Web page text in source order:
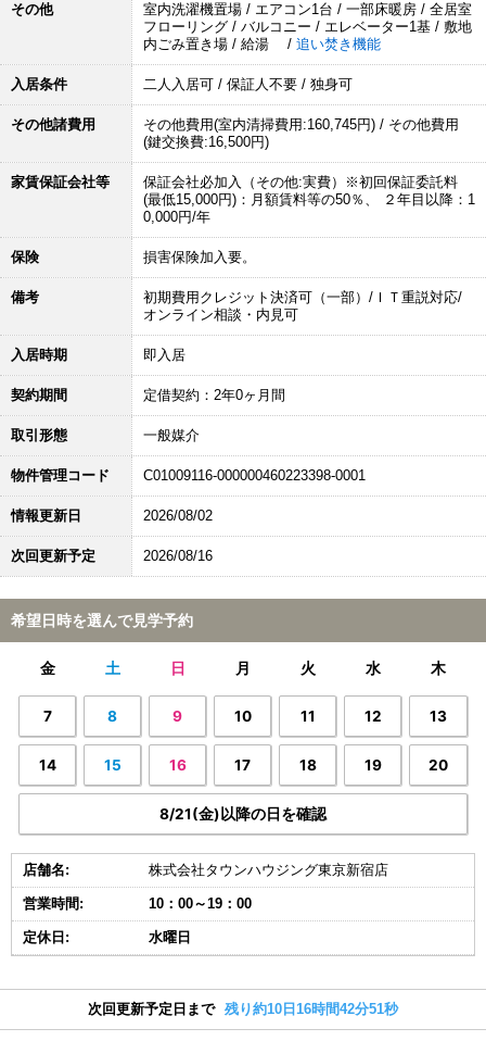
その他
室内洗濯機置場 / エアコン1台 / 一部床暖房 / 全居室
フローリング / バルコニー / エレベーター1基 / 敷地
内ごみ置き場 / 給湯 / 追い焚き機能
入居条件 二人入居可 / 保証人不要 / 独身可
その他諸費用
その他費用(室内清掃費用:160,745円) / その他費用
(鍵交換費:16,500円)
家賃保証会社等
保証会社必加入（その他:実費）※初回保証委託料
(最低15,000円)：月額賃料等の50％、 ２年目以降：1
0,000円/年
保険 損害保険加入要。
備考
初期費用クレジット決済可（一部）/ＩＴ重説対応/
オンライン相談・内見可
入居時期 即入居
契約期間 定借契約：2年0ヶ月間
取引形態 一般媒介
物件管理コード C01009116-000000460223398-0001
情報更新日 2026/08/02
次回更新予定 2026/08/16
希望日時を選んで見学予約
金 土 日 月 火 水 木
7 8 9 10 11 12 13
14 15 16 17 18 19 20
8/21(金)以降の日を確認
店舗名: 株式会社タウンハウジング東京新宿店
営業時間: 10：00～19：00
定休日: 水曜日
次回更新予定日まで 残り約10日16時間42分51秒